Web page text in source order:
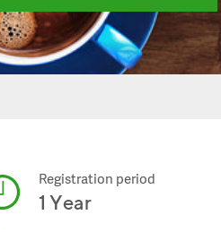
Registration period
1 Year